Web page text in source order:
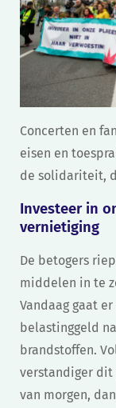
Concerten en
eisen en
de solidariteit,
Investeer in
vernietiging
De betogers
middelen in te
Vandaag gaat
belastinggeld
brandstoffen.
verstandiger dit
van morgen,